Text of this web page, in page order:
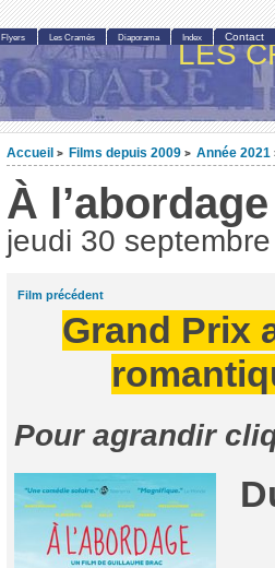
LES
Accueil > Films depuis 2009 > Année 2021
À l’abordage
jeudi 30
Film précédent
Grand Prix
Pour agrandir
Flyers Les Cramés Diaporama Index Contact